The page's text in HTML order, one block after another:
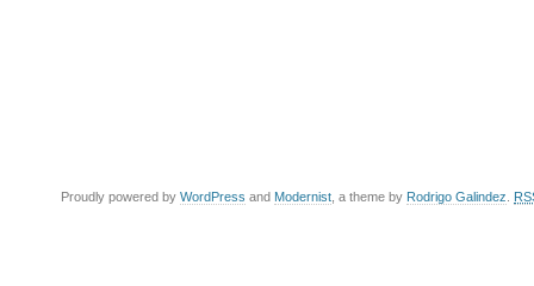
Proudly powered by WordPress and Modernist , a theme by Rodrigo Galindez